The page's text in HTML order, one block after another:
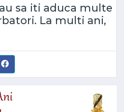
sa iti aduca multe
La multi ani,